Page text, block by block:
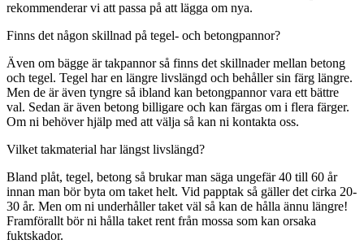
rekommenderar vi att passa på att lägga om nya.
Finns det någon skillnad på tegel- och betongpannor?
Även om bägge är takpannor så finns det skillnader mellan betong
och tegel. Tegel har en längre livslängd och behåller sin färg längre.
Men de är även tyngre så ibland kan betongpannor vara ett bättre
val. Sedan är även betong billigare och kan färgas om i flera färger.
Om ni behöver hjälp med att välja så kan ni kontakta oss.
Vilket takmaterial har längst livslängd?
Bland plåt, tegel, betong så brukar man säga ungefär 40 till 60 år
innan man bör byta om taket helt. Vid papptak så gäller det cirka 20-
30 år. Men om ni underhåller taket väl så kan de hålla ännu längre!
Framförallt bör ni hålla taket rent från mossa som kan orsaka
fuktskador.